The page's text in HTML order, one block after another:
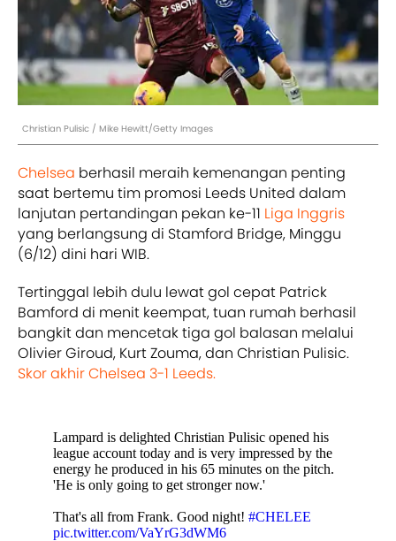
Christian Pulisic / Mike Hewitt/Getty Images
Chelsea berhasil meraih kemenangan penting
saat bertemu tim promosi Leeds United dalam
lanjutan pertandingan pekan ke-11 Liga Inggris
yang berlangsung di Stamford Bridge, Minggu
(6/12) dini hari WIB.
Tertinggal lebih dulu lewat gol cepat Patrick
Bamford di menit keempat, tuan rumah berhasil
bangkit dan mencetak tiga gol balasan melalui
Olivier Giroud, Kurt Zouma, dan Christian Pulisic.
Skor akhir Chelsea 3-1 Leeds.
Lampard is delighted Christian Pulisic opened his
league account today and is very impressed by the
energy he produced in his 65 minutes on the pitch.
'He is only going to get stronger now.'
That's all from Frank. Good night! #CHELEE
pic.twitter.com/VaYrG3dWM6